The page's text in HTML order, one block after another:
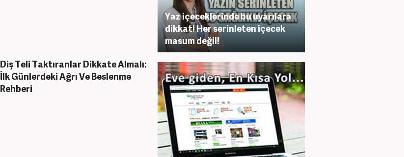
Diş Teli Taktıranlar Dikkate Almalı:
İlk Günlerdeki Ağrı Ve Beslenme
Rehberi
Yaz içeceklerinde bu uyarılara
dikkat! Her serinleten içecek
masum değil!